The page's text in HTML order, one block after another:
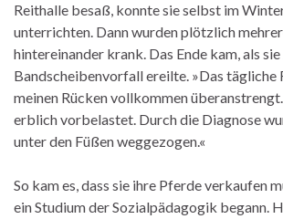
Reithalle besaß, konnte sie selbst im
unterrichten. Dann wurden plötzlich
hintereinander krank. Das Ende kam, als
Bandscheibenvorfall ereilte. »Das tägliche
meinen Rücken vollkommen
erblich vorbelastet. Durch die Diagnose
unter den Füßen weggezogen.«
So kam es, dass sie ihre Pferde verkaufen
ein Studium der Sozialpädagogik begann.